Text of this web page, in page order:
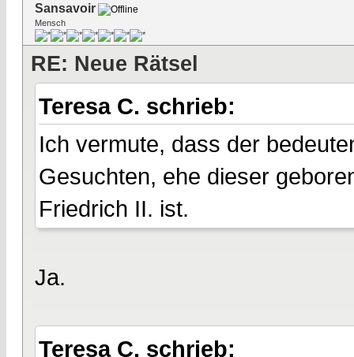
Sansavoir
Mensch
RE: Neue Rätsel
Teresa C. schrieb:
Ich vermute, dass der
Gesuchten, ehe dieser
Friedrich II. ist.
Ja.
Teresa C. schrieb: